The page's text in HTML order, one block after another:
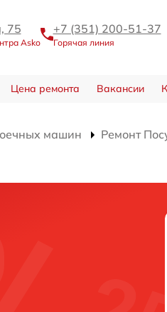
75
Asko
+7 (351) 200-51-37
Горячая линия
Цена ремонта Вакансии
машин
Ремонт